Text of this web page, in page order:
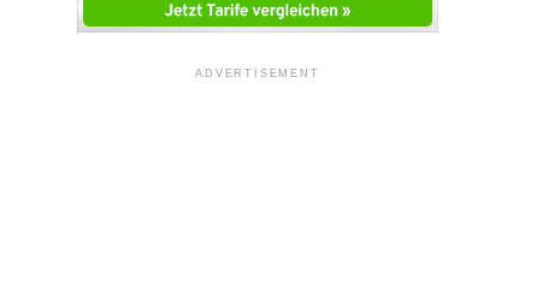
ADVERTISEMENT